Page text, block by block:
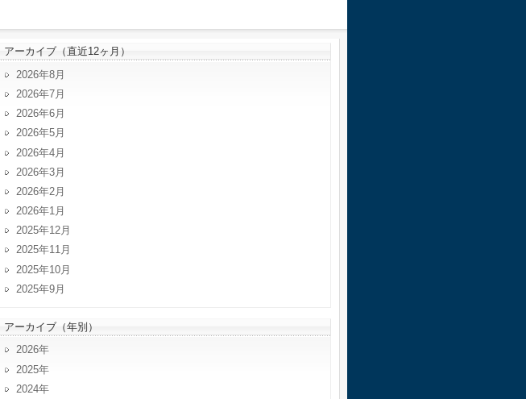
アーカイブ（直近12ヶ月）
2026年8月
2026年7月
2026年6月
2026年5月
2026年4月
2026年3月
2026年2月
2026年1月
2025年12月
2025年11月
2025年10月
2025年9月
アーカイブ（年別）
2026
2025
2024